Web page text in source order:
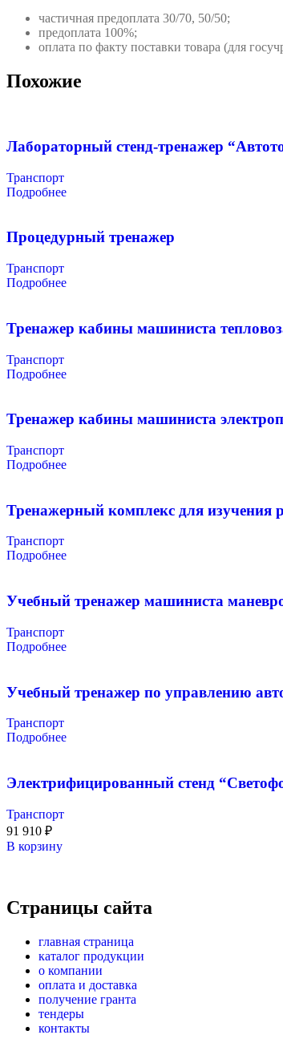
частичная предоплата 30/70, 50/50;
предоплата 100%;
оплата по факту поставки товара (для
Похожие
Лабораторный стенд-тренажер
Транспорт
Подробнее
Процедурный тренажер
Транспорт
Подробнее
Тренажер кабины машиниста
Транспорт
Подробнее
Тренажер кабины машиниста
Транспорт
Подробнее
Тренажерный комплекс для изучения
Транспорт
Подробнее
Учебный тренажер машиниста
Транспорт
Подробнее
Учебный тренажер по управлению
Транспорт
Подробнее
Электрифицированный стенд
Транспорт
91 910 ₽
В корзину
Страницы сайта
главная страница
каталог продукции
о компании
оплата и доставка
получение гранта
тендеры
контакты